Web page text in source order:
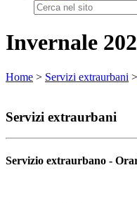
Invernale
Home > Servizi extraurbani >
Servizi extraurbani
Servizio extraurbano -